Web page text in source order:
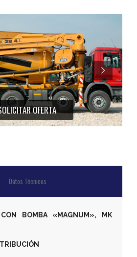
OFERTA
Datos Técnicos
CON BOMBA «MAGNUM», MK